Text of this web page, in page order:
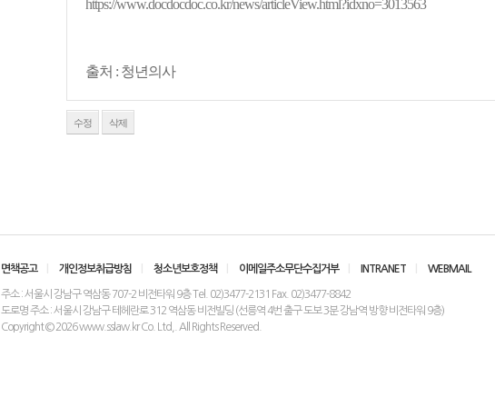
https://www.docdocdoc.co.kr/news/articleView.html?idxno=3013563
출처 : 청년의사
수정 삭제
면책공고 개인정보취급방침 청소년보호정책 이메일주소무단수집거부 INTRANET WEBMAIL
주소 : 서울시 강남구 역삼동 707-2 비전타워 9층 Tel. 02)3477-2131 Fax. 02)3477-8842
도로명 주소 : 서울시 강남구 테헤란로 312 역삼동 비전빌딩 (선릉역 4번 출구 도보 3분 강남역 방향 비전타워 9층)
Copyright © 2026 www.sslaw.kr Co. Ltd,. All Rights Reserved.